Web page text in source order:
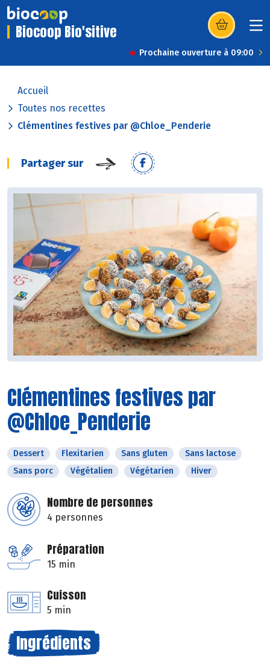
Biocoop Bio'sitive (s’ouvre dans
Prochaine ouverture à 09:00
Accueil
Toutes nos recettes
Clémentines festives par @Chloe_Penderie
Partager sur
Clémentines festives par
@Chloe_Penderie
Dessert Flexitarien Sans gluten
Sans lactose
Sans porc
Végétalien Végétarien Hiver
Nombre de personnes
4 personnes
Préparation
15 min
Cuisson
5 min
Ingrédients